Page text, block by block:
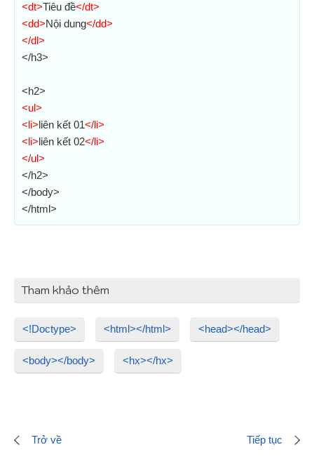
<dt>Tiêu đề</dt>
<dd>Nội dung</dd>
</dl>
</h3>
<h2>
<ul>
<li>liên kết 01</li>
<li>liên kết 02</li>
</ul>
</h2>
</body>
</html>
Tham khảo thêm
<!Doctype> <html></html> <head></head>
<body></body> <hx></hx>
Trở về Tiếp tục